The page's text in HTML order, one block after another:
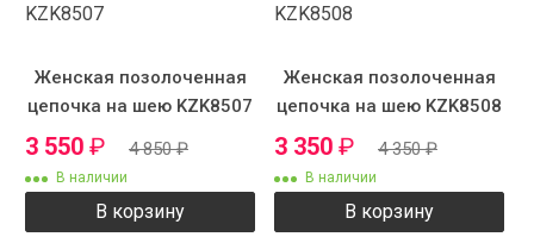
Женская позолоченная
цепочка на шею KZK8507
3 550 ₽ 4 850₽
В наличии
В корзину
Женская позолоченная
цепочка на шею KZK8508
3 350 ₽ 4 350₽
В наличии
В корзину